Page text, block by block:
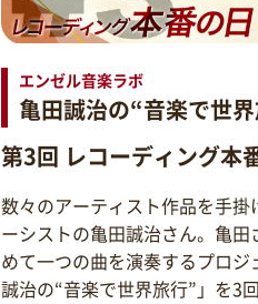
エンゼル音楽ラボ
亀田誠治の“音楽で世
第3回 レコーディング本
数々のアーティスト作品を手
ーシストの亀田誠治さん。亀
めて一つの曲を演奏するプロ
誠治の“音楽で世界旅行”」を3